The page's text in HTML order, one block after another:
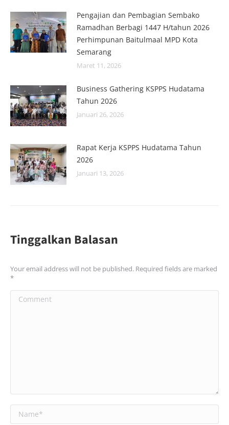
Pengajian dan Pembagian Sembako
Ramadhan Berbagi 1447 H/tahun 2026
Perhimpunan Baitulmaal MPD Kota
Semarang
Maret 11, 2026
Business Gathering KSPPS Hudatama
Tahun 2026
Januari 26, 2026
Rapat Kerja KSPPS Hudatama Tahun
2026
Januari 13, 2026
Tinggalkan Balasan
Your email address will not be published. Required fields are marked
*
Comment
Name *